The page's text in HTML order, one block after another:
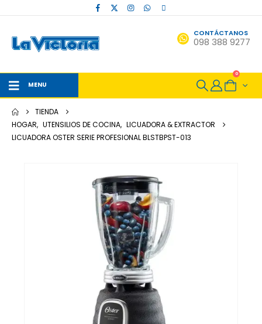
CONTÁCTANOS
098 388 9277
MENU
0
TIENDA
HOGAR, UTENSILIOS DE COCINA, LICUADORA & EXTRACTOR
LICUADORA OSTER SERIE PROFESIONAL BLSTBPST-013